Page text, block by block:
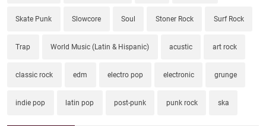
Skate Punk Slowcore Soul Stoner Rock Surf Rock
Trap World Music (Latin & Hispanic) acustic art rock
classic rock edm electro pop electronic grunge
indie pop latin pop post-punk punk rock ska